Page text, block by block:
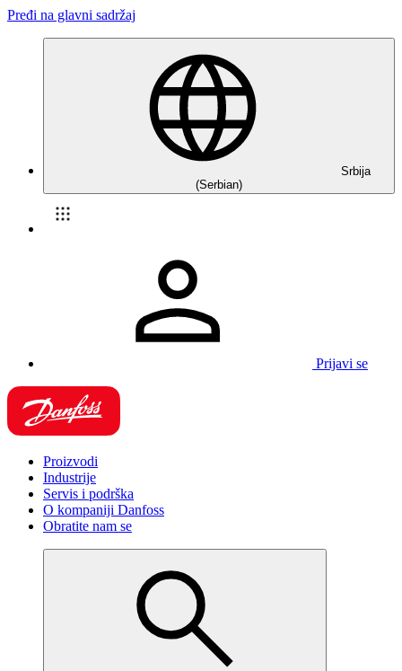
Pređi na glavni sadržaj
Srbija
(Serbian)
Prijavi se
Proizvodi
Industrije
Servis i podrška
O kompaniji Danfoss
Obratite nam se